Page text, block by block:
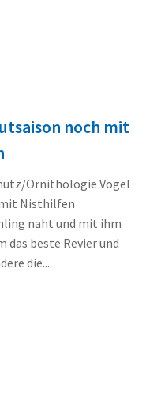
noch mit
Ornithologie Vögel
Nisthilfen
naht und mit ihm
beste Revier und
die...